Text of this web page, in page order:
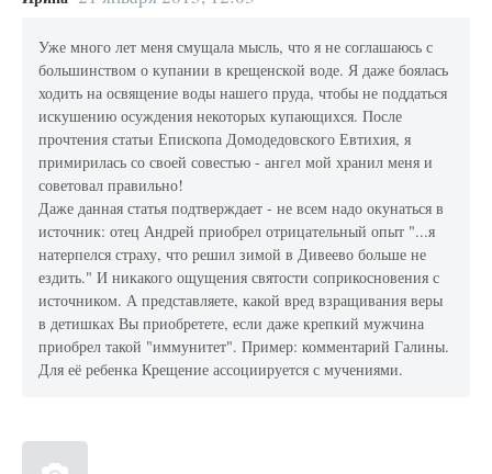
Уже много лет меня смущала мысль, что я не соглашаюсь с
большинством о купании в крещенской воде. Я даже боялась
ходить на освящение воды нашего пруда, чтобы не поддаться
искушению осуждения некоторых купающихся. После
прочтения статьи Епископа Домодедовского Евтихия, я
примирилась со своей совестью - ангел мой хранил меня и
советовал правильно!
Даже данная статья подтверждает - не всем надо окунаться в
источник: отец Андрей приобрел отрицательный опыт "...я
натерпелся страху, что решил зимой в Дивеево больше не
ездить." И никакого ощущения святости соприкосновения с
источником. А представляете, какой вред взращивания веры
в детишках Вы приобретете, если даже крепкий мужчина
приобрел такой "иммунитет". Пример: комментарий Галины.
Для её ребенка Крещение ассоциируется с мучениями.